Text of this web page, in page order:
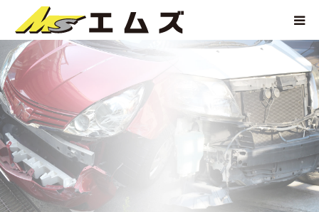
HOME
企業紹介
サービス紹介